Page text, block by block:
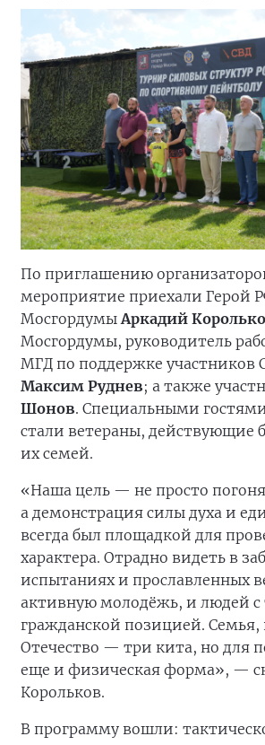
По приглашению
мероприятие приехали Герой
Мосгордумы Аркадий
Мосгордумы, руководитель
МГД по поддержке участников
Максим Руднев; а также
Шонов. Специальными
стали ветераны, действующие
их семей.
«Наша цель — не просто
а демонстрация силы духа и
всегда был площадкой для
характера. Отрадно видеть в
испытаниях и прославленных
активную молодёжь, и людей с
гражданской позицией. Семья,
Отечество — три кита, но для
еще и физическая форма», —
Корольков.
В программу вошли: